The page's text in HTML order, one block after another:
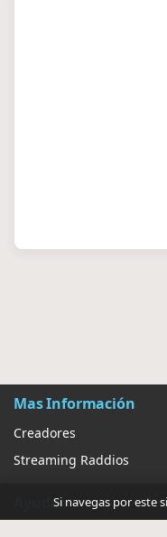
Mas Información
Creadores
Streaming Raddios
AyudaSi navegas por este